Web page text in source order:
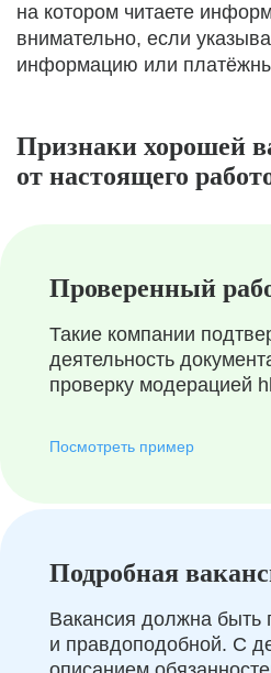
на котором читаете
внимательно, если
информацию или
Признаки хорошей
от настоящего
Проверенный
Такие компании
деятельность
проверку модерацией
Посмотреть пример
Подробная
Вакансия должна быть
и правдоподобной. С